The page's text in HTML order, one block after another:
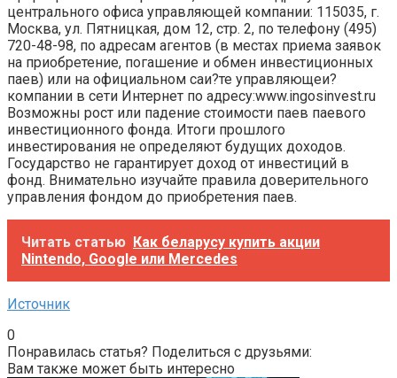
центрального офиса управляющей компании: 115035, г.
Москва, ул. Пятницкая, дом 12, стр. 2, по телефону (495)
720-48-98, по адресам агентов (в местах приема заявок
на приобретение, погашение и обмен инвестиционных
паев) или на официальном саи?те управляющеи?
компании в сети Интернет по адресу:www.ingosinvest.ru
Возможны рост или падение стоимости паев паевого
инвестиционного фонда. Итоги прошлого
инвестирования не определяют будущих доходов.
Государство не гарантирует доход от инвестиций в
фонд. Внимательно изучайте правила доверительного
управления фондом до приобретения паев.
Читать статью Как беларусу купить акции
Nintendo, Google или Mercedes
Источник
0
Понравилась статья? Поделиться с друзьями:
Вам также может быть интересно